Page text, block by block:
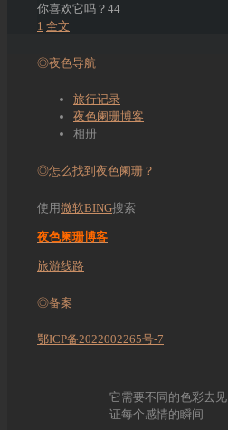
你喜欢它吗？ 44
1 全文
◎夜色导航
旅行记录
夜色阑珊博客
相册
◎怎么找到夜色阑珊？
使用微软BING搜索
夜色阑珊博客
旅游线路
◎备案
鄂ICP备2022002265号-7
它需要不同的色彩去见
证每个感情的瞬间